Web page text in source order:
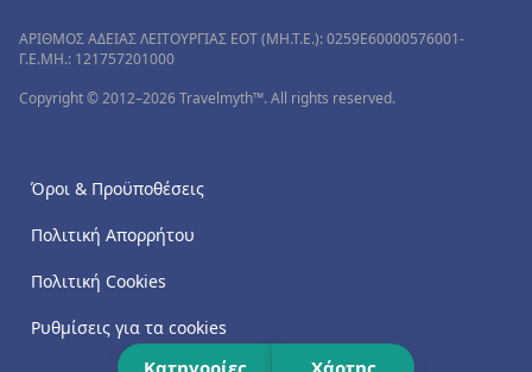
Κατηγορίες Χάρτης
ΑΡΙΘΜΟΣ ΑΔΕΙΑΣ ΛΕΙΤΟΥΡΓΙΑΣ ΕΟΤ (MH.T.E.): 0259Ε60000576001-
Γ.Ε.ΜΗ.: 121757201000
Copyright © 2012–2026 Travelmyth™. All rights reserved.
Όροι & Προϋποθέσεις
Πολιτική Απορρήτου
Πολιτική Cookies
Ρυθμίσεις για τα cookies